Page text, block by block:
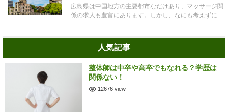
広島県は中国地方の主要都市なだけあり、マッサージ関
係の求人も豊富にあります。しかし、なにも考えずに…
人気記事
整体師は中卒や高卒でもなれる？学歴は
関係ない！
12676 view